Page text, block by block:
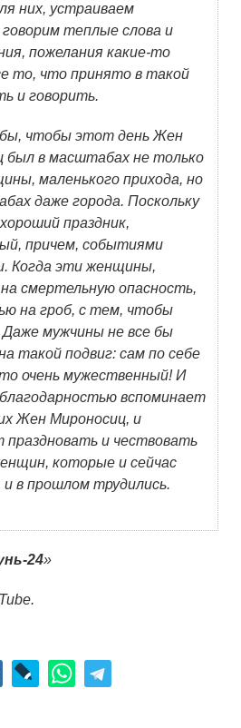
них, устраиваем
теплые слова и
пожелания какие-то
то, что принято в такой
и говорить.
чтобы этот день Жен
был в масштабах не только
маленького прихода, но
даже города. Поскольку
праздник,
причем, событиями
Когда эти женщины,
смертельную опасность,
на гроб, с тем, чтобы
мужчины не все бы
такой подвиг: сам по себе
очень мужественный! И
вспоминает
Жен Мироносиц, и
праздновать и чествовать
которые и сейчас
в прошлом трудились.
24»